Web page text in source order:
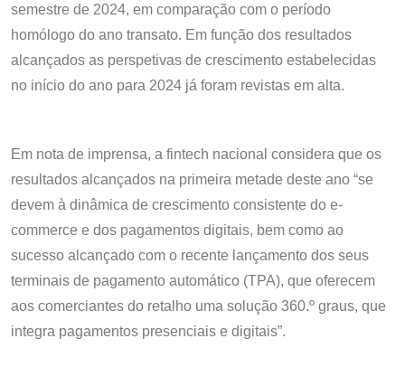
semestre de 2024, em comparação com o período
homólogo do ano transato. Em função dos resultados
alcançados as perspetivas de crescimento estabelecidas
no início do ano para 2024 já foram revistas em alta.
Em nota de imprensa, a fintech nacional considera que os
resultados alcançados na primeira metade deste ano “se
devem à dinâmica de crescimento consistente do e-
commerce e dos pagamentos digitais, bem como ao
sucesso alcançado com o recente lançamento dos seus
terminais de pagamento automático (TPA), que oferecem
aos comerciantes do retalho uma solução 360.º graus, que
integra pagamentos presenciais e digitais”.